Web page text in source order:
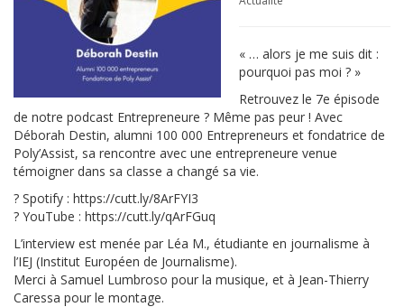
« … alors je me suis dit :
pourquoi pas moi ? »
Retrouvez le 7e épisode
de notre podcast Entrepreneure ? Même pas peur ! Avec
Déborah Destin, alumni 100 000 Entrepreneurs et fondatrice de
Poly’Assist, sa rencontre avec une entrepreneure venue
témoigner dans sa classe a changé sa vie.
? Spotify : https://cutt.ly/8ArFYI3
? YouTube : https://cutt.ly/qArFGuq
L’interview est menée par Léa M., étudiante en journalisme à
l’IEJ (Institut Européen de Journalisme).
Merci à Samuel Lumbroso pour la musique, et à Jean-Thierry
Caressa pour le montage.